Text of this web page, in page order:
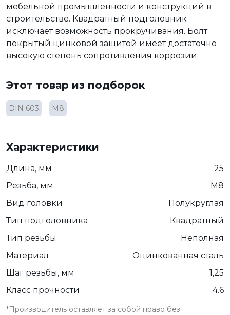
мебельной промышленности и конструкций в
строительстве. Квадратный подголовник
исключает возможность прокручивания. Болт
покрытый цинковой защитой имеет достаточно
высокую степень сопротивления коррозии.
Этот товар из подборок
DIN 603 М8
Характеристики
Длина, мм
25
Резьба, мм
М8
Вид головки
Полукруглая
Тип подголовника
Квадратный
Тип резьбы
Неполная
Материал
Оцинкованная сталь
Шаг резьбы, мм
1,25
Класс прочности
4.6
*Производитель оставляет за собой право без